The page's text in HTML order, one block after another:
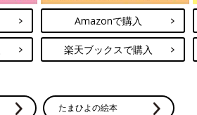
Amazonで購入
楽天ブックスで購入
たまひよの絵本